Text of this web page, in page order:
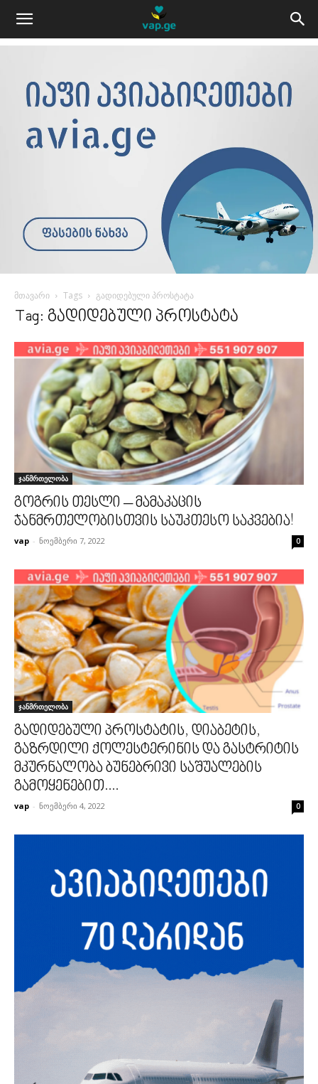
მთავარი Tags გადიდებული პროსტატა
Tag: გადიდებული პროსტატა
ჯანმრთელობა
გოგრის თესლი – მამაკაცის
ჯანმრთელობისთვის საუკთესო საკვებია!
vap - ნოემბერი 7, 2022 0
ჯანმრთელობა
გადიდებული პროსტატის, დიაბეტის,
გაზრდილი ქოლესტერინის და გასტრიტის
მკურნალობა ბუნებრივი საშუალების
გამოყენებით....
vap - ნოემბერი 4, 2022 0